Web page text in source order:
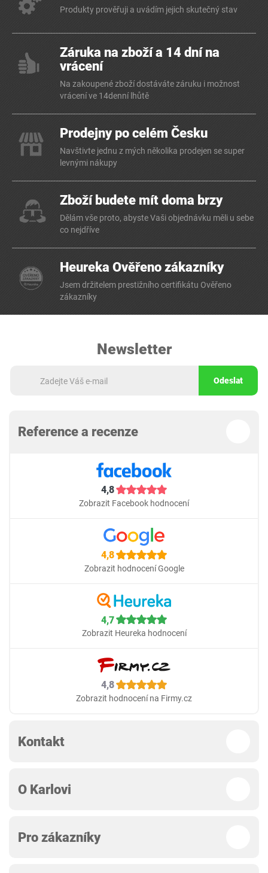
Produkty prověřuji a uvádím jejich skutečný stav
Záruka na zboží a 14 dní na
vrácení
Na zakoupené zboží dostáváte záruku i možnost
vrácení ve 14denní lhůtě
Prodejny po celém Česku
Navštivte jednu z mých několika prodejen se super
levnými nákupy
Zboží budete mít doma brzy
Dělám vše proto, abyste Vaši objednávku měli u sebe
co nejdříve
Heureka Ověřeno zákazníky
Jsem držitelem prestižního certifikátu Ověřeno
zákazníky
Newsletter
Odeslat
Reference a recenze
4,8
Zobrazit Facebook hodnocení
4,8
Zobrazit hodnocení Google
4,7
Zobrazit Heureka hodnocení
4,8
Zobrazit hodnocení na Firmy.cz
Kontakt
O Karlovi
Pro zákazníky